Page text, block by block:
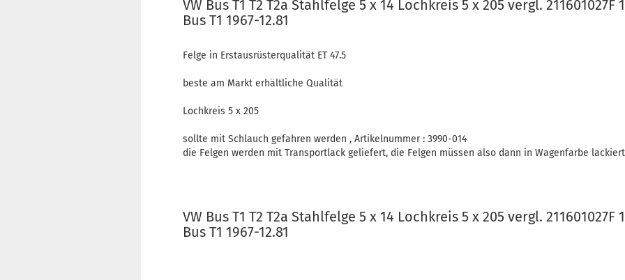
VW Bus T1 T2 T2a Stahlfelge 5 x 14 Lochkreis 5 x 205 vergl. 211601027F
Bus T1 1967-12.81
Felge in Erstausrüsterqualität ET 47.5
beste am Markt erhältliche Qualität
Lochkreis 5 x 205
sollte mit Schlauch gefahren werden , Artikelnummer : 3990-014
die Felgen werden mit Transportlack geliefert, die Felgen müssen also dann in Wagenfarbe
VW Bus T1 T2 T2a Stahlfelge 5 x 14 Lochkreis 5 x 205 vergl. 211601027F
Bus T1 1967-12.81